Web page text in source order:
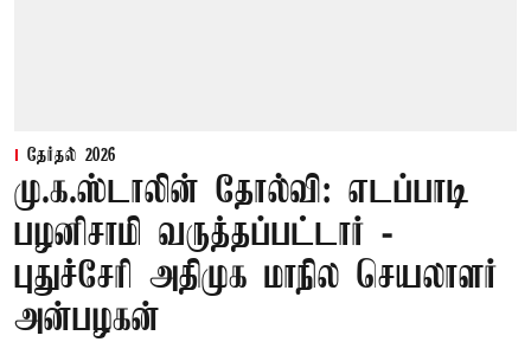
தேர்தல் 2026
மு.க.ஸ்டாலின் தோல்வி: எடப்பாடி
பழனிசாமி வருத்தப்பட்டார் -
புதுச்சேரி அதிமுக மாநில செயலாளர்
அன்பழகன்